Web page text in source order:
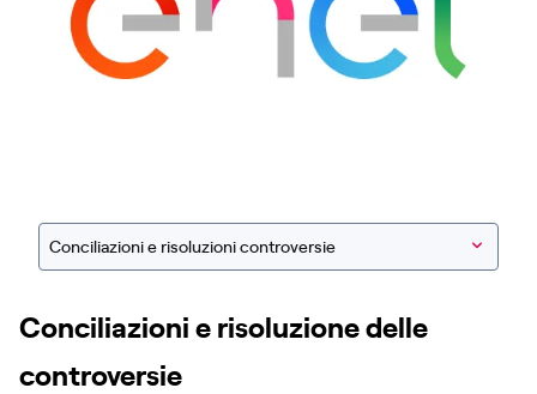
Conciliazioni e risoluzioni controversie
Conciliazioni e risoluzione delle
controversie